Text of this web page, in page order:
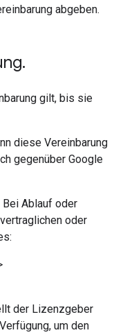
abgeben.
.
gilt, bis sie
diese Vereinbarung
gegenüber Google
Bei Ablauf oder
oder
der Lizenzgeber
um den